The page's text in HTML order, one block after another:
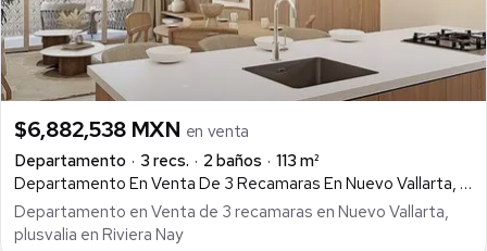
$6,882,538 MXN en venta
Departamento
3 recs. 2 baños
113 m²
Departamento En Venta De 3 Recamaras En Nuevo Vallarta, Plusvalia En Riviera Nayarit Alana Wellness Living, Nuevo Vallarta, Bahía de Banderas
Departamento en Venta de 3 recamaras en Nuevo Vallarta,
plusvalia en Riviera Nay